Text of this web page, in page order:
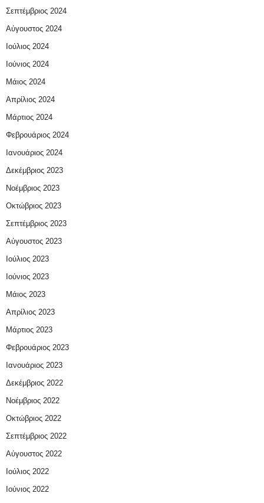
Σεπτέμβριος 2024
Αύγουστος 2024
Ιούλιος 2024
Ιούνιος 2024
Μάιος 2024
Απρίλιος 2024
Μάρτιος 2024
Φεβρουάριος 2024
Ιανουάριος 2024
Δεκέμβριος 2023
Νοέμβριος 2023
Οκτώβριος 2023
Σεπτέμβριος 2023
Αύγουστος 2023
Ιούλιος 2023
Ιούνιος 2023
Μάιος 2023
Απρίλιος 2023
Μάρτιος 2023
Φεβρουάριος 2023
Ιανουάριος 2023
Δεκέμβριος 2022
Νοέμβριος 2022
Οκτώβριος 2022
Σεπτέμβριος 2022
Αύγουστος 2022
Ιούλιος 2022
Ιούνιος 2022